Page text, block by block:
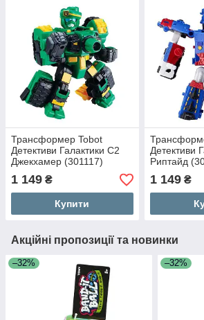
Трансформер Tobot
Детективи Галактики С2
Джекхамер (301117)
1 149 ₴
Купити
Детективи
Риптайд
1 149₴
Акційні пропозиції та новинки
–32% –32%